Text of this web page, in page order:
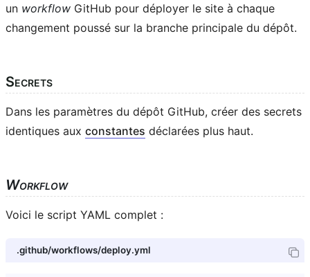
un workflow GitHub pour déployer le site à chaque
changement poussé sur la branche principale du dépôt.
Secrets
Dans les paramètres du dépôt GitHub, créer des secrets
identiques aux constantes déclarées plus haut.
Workflow
Voici le script YAML complet :
.github/workflows/deploy.yml